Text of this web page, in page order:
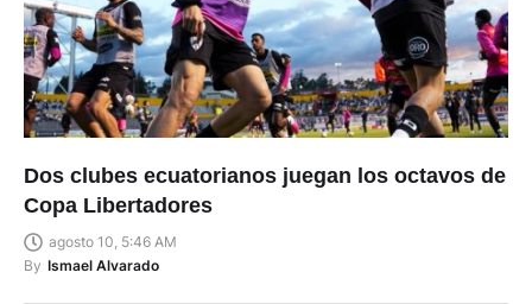
Copa Libertadores
agosto 10, 5:46 AM
By Ismael Alvarado